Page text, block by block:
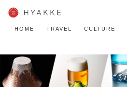
HOME TRAVEL CULTURE